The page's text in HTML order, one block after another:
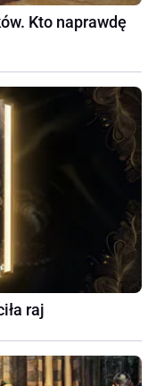
Kto naprawdę
raj